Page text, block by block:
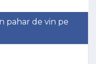
pahar de vin pe